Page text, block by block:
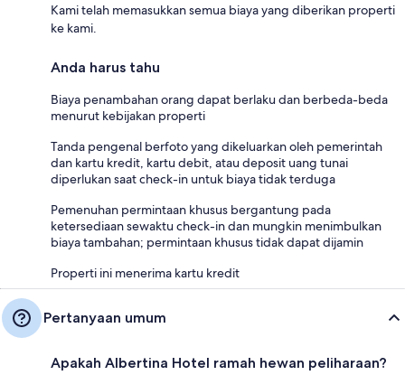
Kami telah memasukkan semua biaya yang diberikan properti
ke kami.
Anda harus tahu
Biaya penambahan orang dapat berlaku dan berbeda-beda
menurut kebijakan properti
Tanda pengenal berfoto yang dikeluarkan oleh pemerintah
dan kartu kredit, kartu debit, atau deposit uang tunai
diperlukan saat check-in untuk biaya tidak terduga
Pemenuhan permintaan khusus bergantung pada
ketersediaan sewaktu check-in dan mungkin menimbulkan
biaya tambahan; permintaan khusus tidak dapat dijamin
Properti ini menerima kartu kredit
Pertanyaan umum
Apakah Albertina Hotel ramah hewan peliharaan?